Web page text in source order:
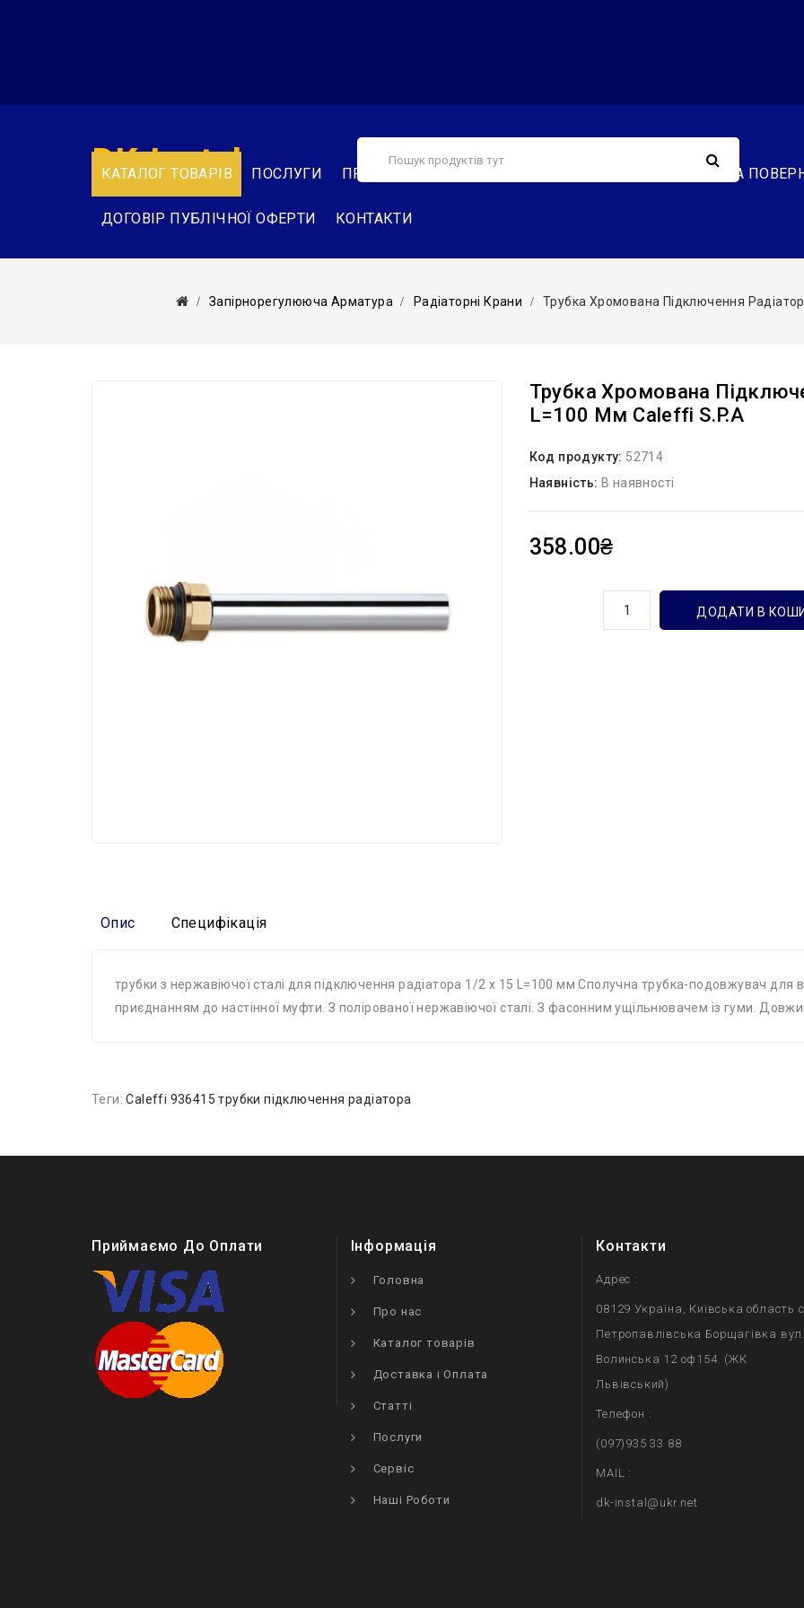
КАТАЛОГ ТОВАРІВ ПОСЛУГИ ПРО НАС ОБМІН ТА
ДОГОВІР ПУБЛІЧНОЇ ОФЕРТИ КОНТАКТИ
DK-Instal
Запірнорегулююча Арматура Радіаторні Крани Трубка Хромована Підключення
Трубка Хромована
L=100 Мм Caleffi S.p.a
Код продукту: 52714
Наявність: В наявності
358.00₴
ДОДАТИ В
Опис Специфікація
трубки з нержавіючої сталі для підключення радіатора 1/2 х 15 L=100 мм Сполучна трубка-подовжувач для
приєднанням до настінної муфти. З полірованої нержавіючої сталі. З фасонним ущільнювачем із гуми.
Теги:Caleffi 936415 трубки підключення радіатора
Приймаємо До Оплати Інформація
Головна
Про нас
Каталог товарів
Доставка і Оплата
Статті
Послуги
Сервіс
Наші Роботи
Контакти
Адрес :
08129 Україна, Київська область
Петропавлівська Борщагівка
Волинська 12 оф154. (ЖК
Львівський)
Телефон :
(097)935 33 88
MAIL :
dk-instal@ukr.net